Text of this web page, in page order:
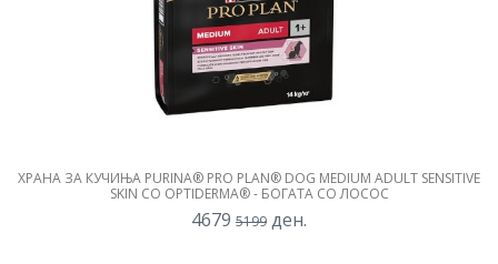
ХРАНА ЗА КУЧИЊА PURINA® PRO PLAN® DOG MEDIUM ADULT SENSITIVE
SKIN СО OPTIDERMA® - БОГАТА СО ЛОСОС
4679 5199 ден.